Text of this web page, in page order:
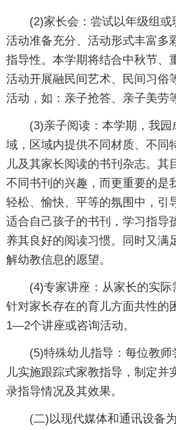
(2)家长会：尝试以年级组或
活动准备充分、活动形式丰富多
指导性。本学期将结合中秋节、
活动开展融民间艺术、民间习俗
活动，如：亲子抢答、亲子美劳
(3)亲子阅读：本学期，我
域，区域内提供不同材质、不同
儿及其家长阅读的书刊杂志。其
不同书刊的兴趣，而更重要的是
轻松、愉快、平等的氛围中，引
适合自己孩子的书刊，学习指导
养其良好的阅读习惯。同时又满
解幼教信息的愿望。
(4)专家讲座：从家长的实
针对家长存在的育儿方面共性的
1—2个讲座或咨询活动。
(5)特殊幼儿指导：每位教
儿实施跟踪式家教指导，制定并
录指导情况及其效果。
(二)以现代媒体和通讯设备